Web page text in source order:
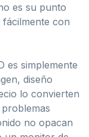
es su punto
con
es simplemente
diseño
lo convierten
no opacan